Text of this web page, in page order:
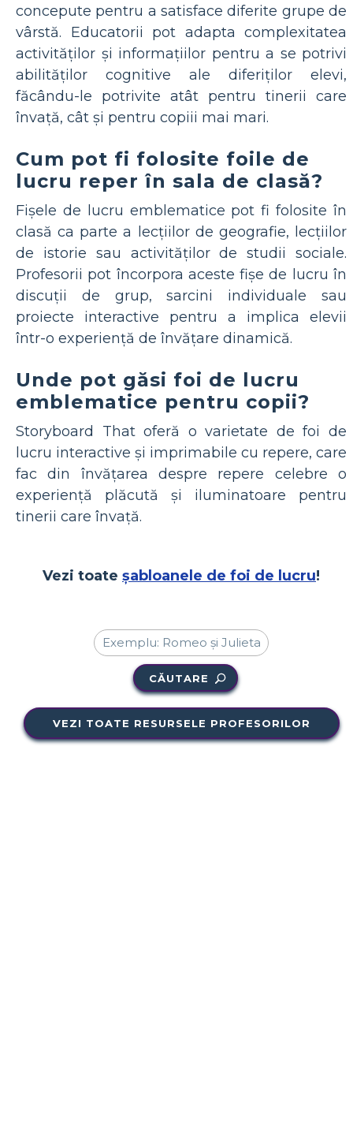
concepute pentru a satisface diferite grupe de
vârstă. Educatorii pot adapta complexitatea
activităților și informațiilor pentru a se potrivi
abilităților cognitive ale diferiților elevi,
făcându-le potrivite atât pentru tinerii care
învață, cât și pentru copiii mai mari.
Cum pot fi folosite foile de
lucru reper în sala de clasă?
Fișele de lucru emblematice pot fi folosite în
clasă ca parte a lecțiilor de geografie, lecțiilor
de istorie sau activităților de studii sociale.
Profesorii pot încorpora aceste fișe de lucru în
discuții de grup, sarcini individuale sau
proiecte interactive pentru a implica elevii
într-o experiență de învățare dinamică.
Unde pot găsi foi de lucru
emblematice pentru copii?
Storyboard That oferă o varietate de foi de
lucru interactive și imprimabile cu repere, care
fac din învățarea despre repere celebre o
experiență plăcută și iluminatoare pentru
tinerii care învață.
Vezi toate șabloanele de foi de lucru!
CĂUTARE
VEZI TOATE RESURSELE PROFESORILOR